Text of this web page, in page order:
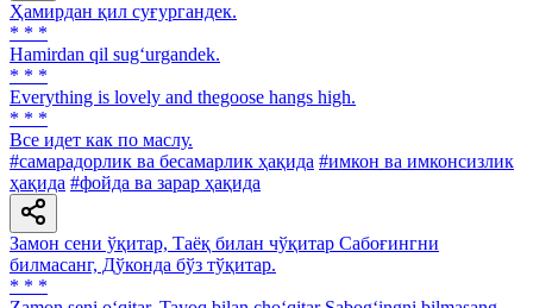
Ҳамирдан қил суғургандек.
* * *
Hamirdan qil sug‘urgandek.
* * *
Everything is lovely and thegoose hangs high.
* * *
Все идет как по маслу.
#самарадорлик ва бесамарлик ҳақида #имкон ва имконсизлик
ҳақида #фойда ва зарар ҳақида
Замон сени ўқитар, Таёқ билан чўқитар Сабоғингни
билмасанг, Дўконда бўз тўқитар.
* * *